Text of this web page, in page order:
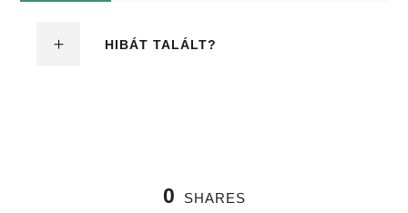
HIBÁT TALÁLT?
0 SHARES